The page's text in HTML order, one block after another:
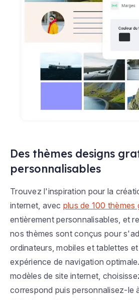
Des thèmes designs
personnalisables
Trouvez l'inspiration pour la
internet, avec plus de 100 thèmes
entièrement personnalisables, et
nos thèmes sont conçus pour
ordinateurs, mobiles et tablettes
expérience de navigation
modèles de site internet,
correspond puis personnalisez-le